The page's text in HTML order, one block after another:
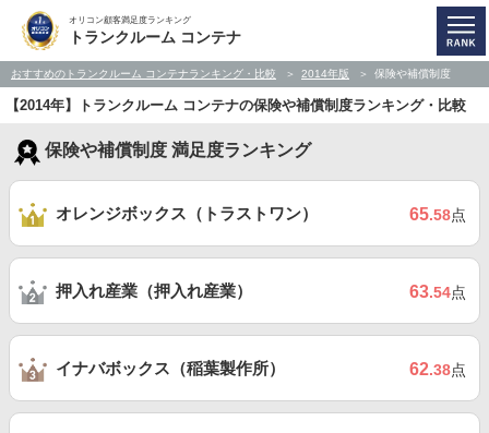
オリコン顧客満足度ランキング
トランクルーム コンテナ
おすすめのトランクルーム コンテナランキング・比較 2014年版 保険や補償制度
【2014年】トランクルーム コンテナの保険や補償制度ランキング・比較
保険や補償制度 満足度ランキング
オレンジボックス（トラストワン） 65.58点
押入れ産業（押入れ産業） 63.54点
イナバボックス（稲葉製作所） 62.38点